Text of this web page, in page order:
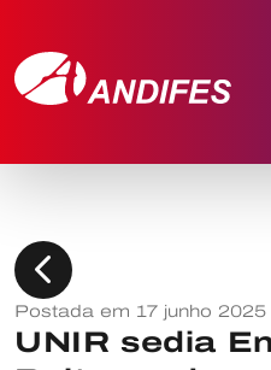
chevron_left
Postada em 17 junho 2025
UNIR sedia